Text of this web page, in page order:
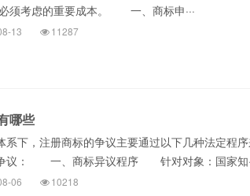
须考虑的重要成本。 一、商标申···
13 11287
哪些
下，注册商标的争议主要通过以下几种法定程序
议： 一、商标异议程序 针对对象：国家知
06 10218